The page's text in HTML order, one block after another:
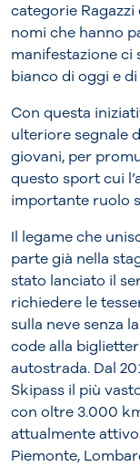
categorie
nomi che hanno
manifestazione
bianco di oggi e
Con questa
ulteriore segnale
giovani, per
questo sport cui
importante ruolo
Il legame che
parte già nella
stato lanciato il
richiedere le
sulla neve senza
code alla
autostrada. Dal
Skipass il più
con oltre 3.000
attualmente
Piemonte,